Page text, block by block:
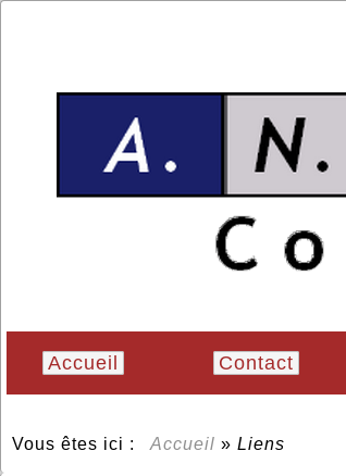
Accueil Contact
Vous êtes ici : Accueil » Liens